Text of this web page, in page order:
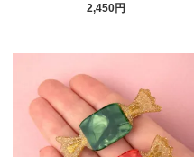
2,450円